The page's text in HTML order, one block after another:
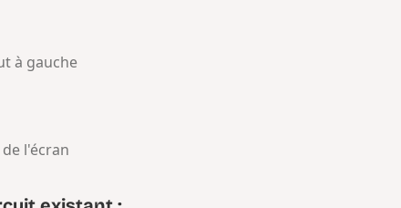
à gauche
l'écran